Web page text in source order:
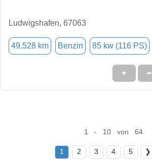
Ludwigshafen, 67063
49.528 km Benzin 85 kw (116 PS)
★ ➦
1 - 10 von 64
1 2 3 4 5 ❯